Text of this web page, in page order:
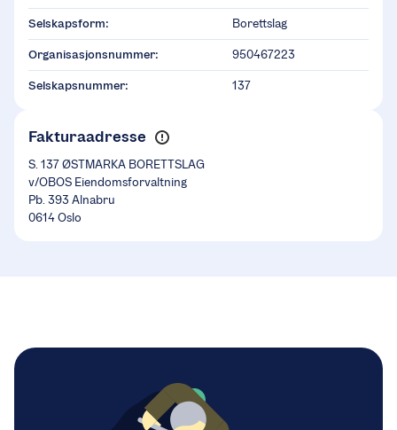
Selskapsform: Borettslag
Organisasjonsnummer: 950467223
Selskapsnummer: 137
Fakturaadresse
S. 137 ØSTMARKA BORETTSLAG
v/OBOS Eiendomsforvaltning
Pb. 393 Alnabru
0614 Oslo